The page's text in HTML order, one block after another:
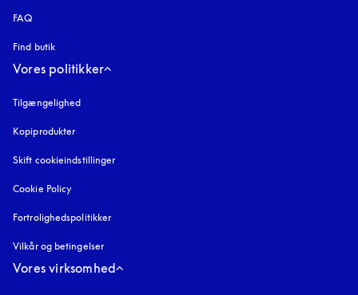
FAQ
Find butik
Vores politikker
Tilgængelighed
Kopiprodukter
Skift cookieindstillinger
Cookie Policy
Fortrolighedspolitikker
Vilkår og betingelser
Vores virksomhed